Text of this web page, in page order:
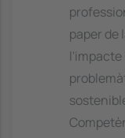
paper de
l'impacte